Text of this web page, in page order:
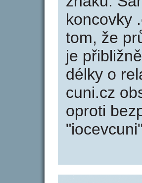
koncovky
tom, že
je
délky o
cuni.cz
oproti